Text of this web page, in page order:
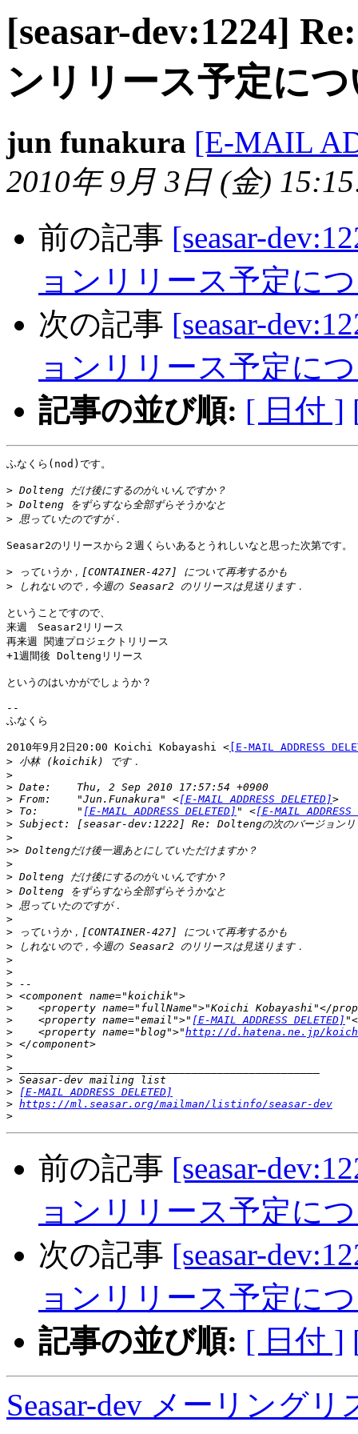
[seasar-dev:1224]
ンリリース予定に
jun funakura [E-MAIL
2010年 9月 3日 (金)
前の記事 [seasar-
ョンリリース予定に
次の記事 [seasar-
ョンリリース予定に
記事の並び順: [ 日付 ]
ふなくら(nod)です。
>
>
>
Seasar2のリリースから２週くらいあるとうれしいなと思った次第です。
>
>
ということですので、
来週　Seasar2リリース
再来週 関連プロジェクトリリース
+1週間後 Doltengリリース
というのはいかがでしょうか？
--
ふなくら
2010年9月2日20:00 Koichi Kobayashi < [E-MAIL ADDRESS
>
>
>
> From:    "Jun.Funakura" <[E-MAIL ADDRESS DELETED]
> To:      " [E-MAIL ADDRESS DELETED] " <[E-MAIL ADDRESS
>
>
>>
>
>
>
>
>
>
>
>
>
>
>
>
>
    <property name="email">"
[E-MAIL ADDRESS DELETED]
>
    <property name="blog">"
http://d.hatena.ne.jp/
>
>
>
>
>
[E-MAIL ADDRESS DELETED]
> https://ml.seasar.org/mailman/listinfo/seasar-dev
>
前の記事 [seasar-
ョンリリース予定に
次の記事 [seasar-
ョンリリース予定に
記事の並び順: [ 日付 ]
Seasar-dev メーリング